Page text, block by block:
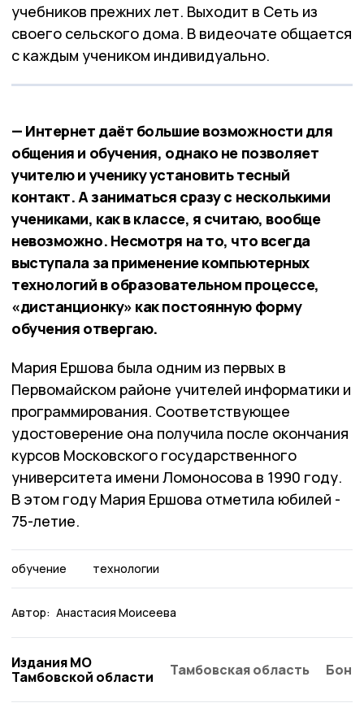
учебников прежних лет. Выходит в Сеть из
своего сельского дома. В видеочате общается
с каждым учеником индивидуально.
— Интернет даёт большие возможности для
общения и обучения, однако не позволяет
учителю и ученику установить тесный
контакт. А заниматься сразу с несколькими
учениками, как в классе, я считаю, вообще
невозможно. Несмотря на то, что всегда
выступала за применение компьютерных
технологий в образовательном процессе,
«дистанционку» как постоянную форму
обучения отвергаю.
Мария Ершова была одним из первых в
Первомайском районе учителей информатики и
программирования. Соответствующее
удостоверение она получила после окончания
курсов Московского государственного
университета имени Ломоносова в 1990 году.
В этом году Мария Ершова отметила юбилей -
75-летие.
обучение технологии
Автор: Анастасия Моисеева
Издания МО
Тамбовской области
Тамбовская область